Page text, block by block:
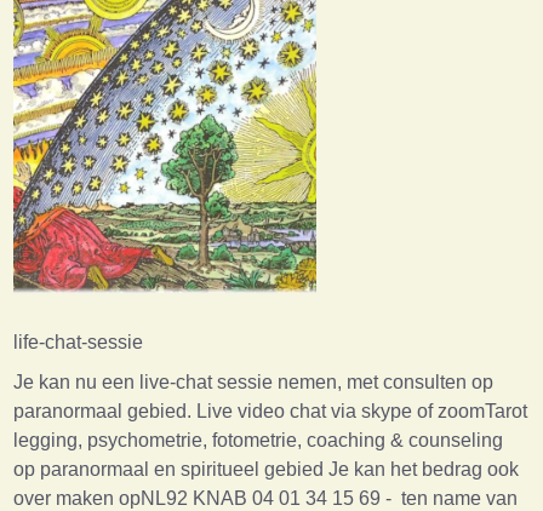
life-chat-sessie
Je kan nu een live-chat sessie nemen, met consulten op
paranormaal gebied. Live video chat via skype of zoomTarot
legging, psychometrie, fotometrie, coaching & counseling
op paranormaal en spiritueel gebied Je kan het bedrag ook
over maken opNL92 KNAB 04 01 34 15 69 - ten name van